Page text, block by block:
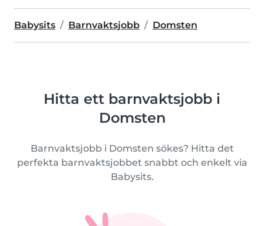
Babysits Barnvaktsjobb Domsten
Hitta ett barnvaktsjobb i
Domsten
Barnvaktsjobb i Domsten sökes? Hitta det
perfekta barnvaktsjobbet snabbt och enkelt via
Babysits.